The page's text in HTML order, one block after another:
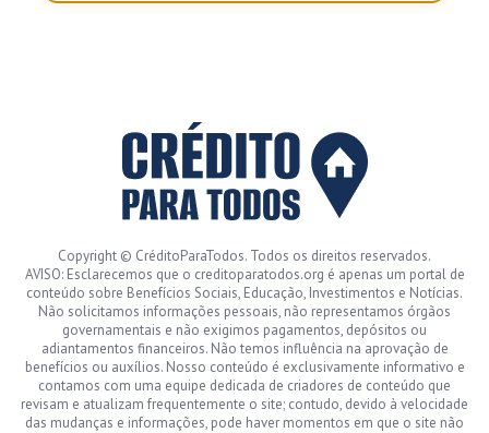
Copyright © CréditoParaTodos. Todos os direitos reservados.
AVISO: Esclarecemos que o creditoparatodos.org é apenas um portal de
conteúdo sobre Benefícios Sociais, Educação, Investimentos e Notícias.
Não solicitamos informações pessoais, não representamos órgãos
governamentais e não exigimos pagamentos, depósitos ou
adiantamentos financeiros. Não temos influência na aprovação de
benefícios ou auxílios. Nosso conteúdo é exclusivamente informativo e
contamos com uma equipe dedicada de criadores de conteúdo que
revisam e atualizam frequentemente o site; contudo, devido à velocidade
das mudanças e informações, pode haver momentos em que o site não